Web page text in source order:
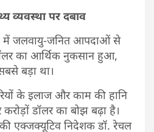
व्यवस्था पर दबाव
में जलवायु-जनित आपदाओं से
का आर्थिक नुकसान हुआ,
बड़ा था।
के इलाज और काम की हानि
डॉलर का बोझ बढ़ा है।
एक्जक्यूटिव निदेशक डॉ. रेचल